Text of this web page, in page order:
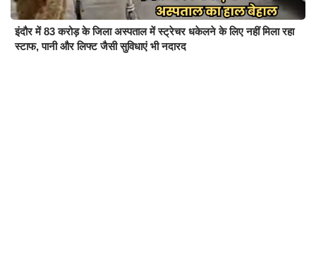
इंदौर में 83 करोड़ के जिला अस्पताल में स्ट्रेचर धकेलने के लिए नहीं मिला रहा
स्टाफ, पानी और लिफ्ट जैसी सुविधाएं भी नदारद